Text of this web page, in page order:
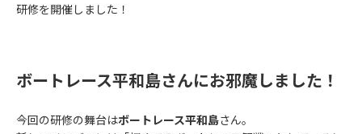
研修を開催しました！
ボートレース平和島さんにお邪魔しました！
今回の研修の舞台はボートレース平和島さん。